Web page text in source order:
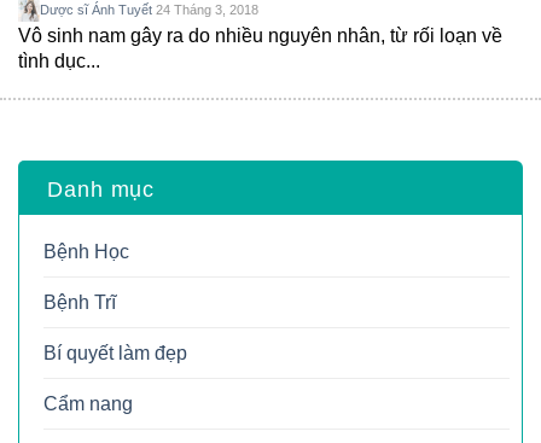
Dược sĩ Ánh Tuyết 24 Tháng 3, 2018
Vô sinh nam gây ra do nhiều nguyên nhân, từ rối loạn về
tình dục...
Danh mục
Bệnh Học
Bệnh Trĩ
Bí quyết làm đẹp
Cẩm nang